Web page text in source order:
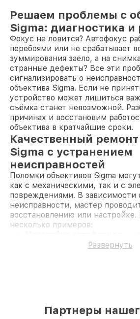
Решаем проблемы с
Sigma: диагностика и
Фокус не ловится? Автофокус
перебоями или не срабатывает
зуммирования заело, а на
странные дефекты? Все эти
сигнализировать о
объектива Sigma. Если не
устройство может лишиться
съёмка станет невозможной.
причинах и восстановим
объектива в кратчайшие сроки.
Качественный
Sigma с устранением
неисправностей
Поломки объективов Sigma
как с механическими, так и с
повреждениями. В зависимости
неисправности, мастер
восстановлению или
несколько примеров:
проблемы с точностью или
которых фокусировка
Развернуть
Партнеры